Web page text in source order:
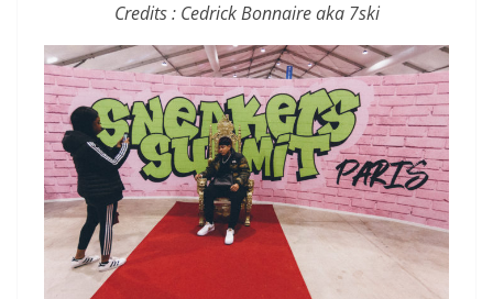
Credits : Cedrick Bonnaire aka 7ski